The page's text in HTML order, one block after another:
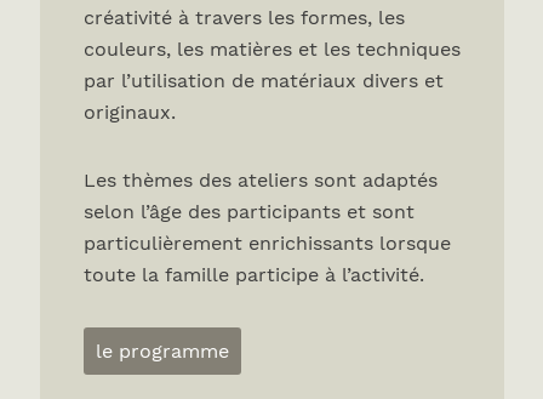
créativité à travers les formes, les
couleurs, les matières et les techniques
par l’utilisation de matériaux divers et
originaux.
Les thèmes des ateliers sont adaptés
selon l’âge des participants et sont
particulièrement enrichissants lorsque
toute la famille participe à l’activité.
le programme